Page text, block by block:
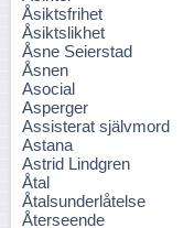
Åsiktsfrihet
Åsiktslikhet
Åsne Seierstad
Åsnen
Asocial
Asperger
Assisterat självmord
Astana
Astrid Lindgren
Åtal
Åtalsunderlåtelse
Återseende